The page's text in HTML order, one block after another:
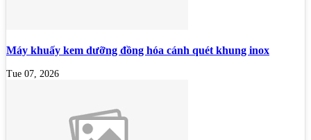
Máy khuấy kem dưỡng đồng hóa cánh quét khung inox
Tue 07, 2026